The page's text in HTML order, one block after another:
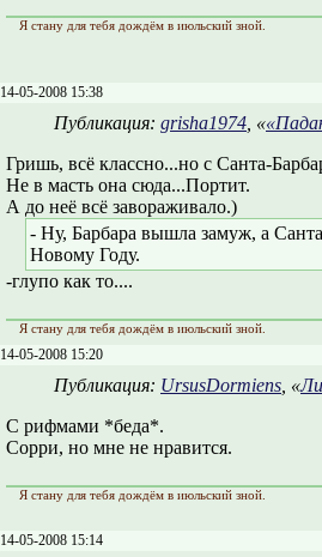
Я стану для тебя дождём в июльский зной.
14-05-2008 15:38
Публикация: grisha1974 , «
Гришь, всё классно...но с Санта-
Не в масть она сюда...Портит.
А до неё всё завораживало.)
- Ну, Барбара вышла замуж, а
Новому Году.
-глупо как то....
Я стану для тебя дождём в июльский зной.
14-05-2008 15:20
Публикация: UrsusDormiens , «
С рифмами *беда*.
Сорри, но мне не нравится.
Я стану для тебя дождём в июльский зной.
14-05-2008 15:14